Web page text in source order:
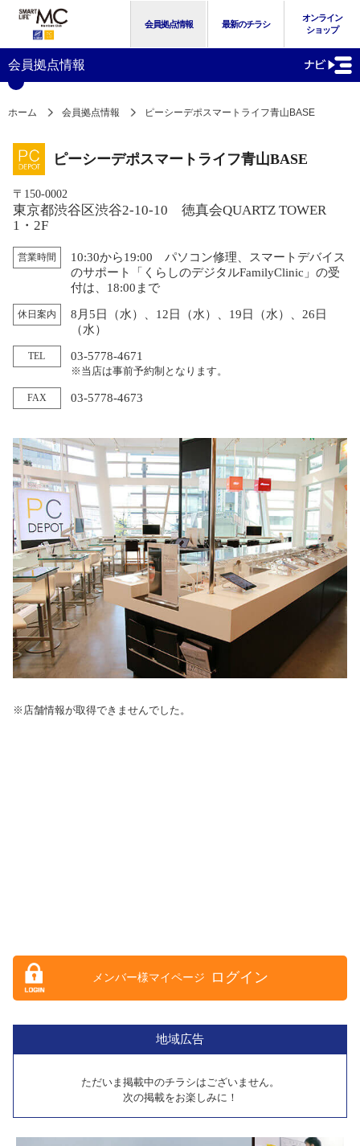
会員拠点情報 最新のチラシ
オンライン
ショップ
会員拠点情報
ホーム 会員拠点情報 ピーシーデポスマートライフ青山BASE
※店舗情報が取得できませんでした。
ログイン
地域広告
ただいま掲載中のチラシはございません。
次の掲載をお楽しみに！
ピーシーデポスマートライフ青山BASE
〒150-0002
東京都渋谷区渋谷2-10-10 徳真会QUARTZ TOWER
1・2F
営業時間
10:30から19:00 パソコン修理、スマートデバイス
のサポート「くらしのデジタルFamilyClinic」の受
付は、18:00まで
休日案内
8月5日（水）、12日（水）、19日（水）、26日
（水）
TEL 03-5778-4671
※当店は事前予約制となります。
FAX 03-5778-4673